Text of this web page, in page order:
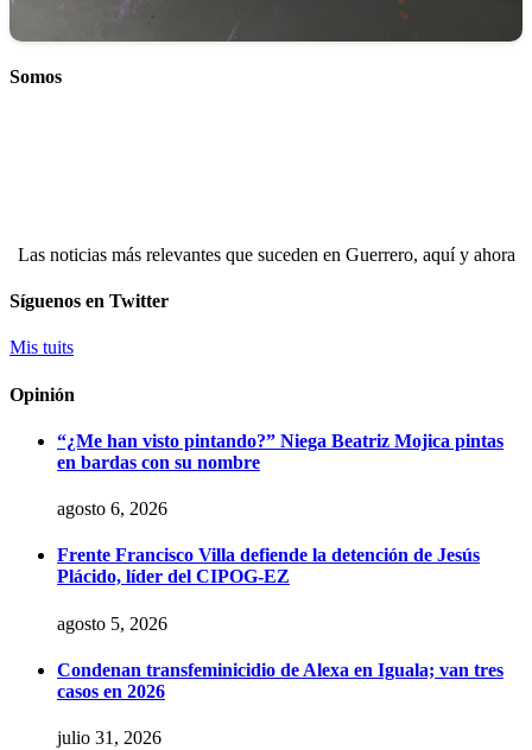
Somos
Las noticias más relevantes que suceden en Guerrero, aquí y ahora
Síguenos en Twitter
Mis tuits
Opinión
“¿Me han visto pintando?” Niega Beatriz Mojica pintas
en bardas con su nombre
agosto 6, 2026
Frente Francisco Villa defiende la detención de Jesús
Plácido, líder del CIPOG-EZ
agosto 5, 2026
Condenan transfeminicidio de Alexa en Iguala; van tres
casos en 2026
julio 31, 2026